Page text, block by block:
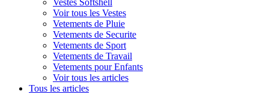
Vestes Softshell
Voir tous les Vestes
Vetements de Pluie
Vetements de Securite
Vetements de Sport
Vetements de Travail
Vetements pour Enfants
Voir tous les articles
Tous les articles